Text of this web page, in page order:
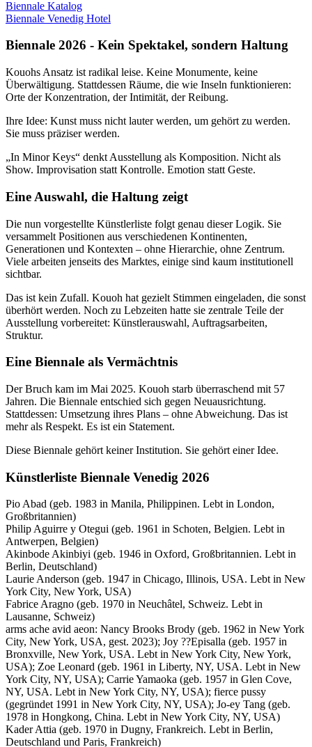
Biennale Katalog
Biennale Venedig Hotel
Biennale 2026 - Kein Spektakel, sondern Haltung
Kouohs Ansatz ist radikal leise. Keine Monumente, keine
Überwältigung. Stattdessen Räume, die wie Inseln funktionieren:
Orte der Konzentration, der Intimität, der Reibung.
Ihre Idee: Kunst muss nicht lauter werden, um gehört zu werden.
Sie muss präziser werden.
„In Minor Keys“ denkt Ausstellung als Komposition. Nicht als
Show. Improvisation statt Kontrolle. Emotion statt Geste.
Eine Auswahl, die Haltung zeigt
Die nun vorgestellte Künstlerliste folgt genau dieser Logik. Sie
versammelt Positionen aus verschiedenen Kontinenten,
Generationen und Kontexten – ohne Hierarchie, ohne Zentrum.
Viele arbeiten jenseits des Marktes, einige sind kaum institutionell
sichtbar.
Das ist kein Zufall. Kouoh hat gezielt Stimmen eingeladen, die sonst
überhört werden. Noch zu Lebzeiten hatte sie zentrale Teile der
Ausstellung vorbereitet: Künstlerauswahl, Auftragsarbeiten,
Struktur.
Eine Biennale als Vermächtnis
Der Bruch kam im Mai 2025. Kouoh starb überraschend mit 57
Jahren. Die Biennale entschied sich gegen Neuausrichtung.
Stattdessen: Umsetzung ihres Plans – ohne Abweichung. Das ist
mehr als Respekt. Es ist ein Statement.
Diese Biennale gehört keiner Institution. Sie gehört einer Idee.
Künstlerliste Biennale Venedig 2026
Pio Abad (geb. 1983 in Manila, Philippinen. Lebt in London,
Großbritannien)
Philip Aguirre y Otegui (geb. 1961 in Schoten, Belgien. Lebt in
Antwerpen, Belgien)
Akinbode Akinbiyi (geb. 1946 in Oxford, Großbritannien. Lebt in
Berlin, Deutschland)
Laurie Anderson (geb. 1947 in Chicago, Illinois, USA. Lebt in New
York City, New York, USA)
Fabrice Aragno (geb. 1970 in Neuchâtel, Schweiz. Lebt in
Lausanne, Schweiz)
arms ache avid aeon: Nancy Brooks Brody (geb. 1962 in New York
City, New York, USA, gest. 2023); Joy ??Episalla (geb. 1957 in
Bronxville, New York, USA. Lebt in New York City, New York,
USA); Zoe Leonard (geb. 1961 in Liberty, NY, USA. Lebt in New
York City, NY, USA); Carrie Yamaoka (geb. 1957 in Glen Cove,
NY, USA. Lebt in New York City, NY, USA); fierce pussy
(gegründet 1991 in New York City, NY, USA); Jo-ey Tang (geb.
1978 in Hongkong, China. Lebt in New York City, NY, USA)
Kader Attia (geb. 1970 in Dugny, Frankreich. Lebt in Berlin,
Deutschland und Paris, Frankreich)